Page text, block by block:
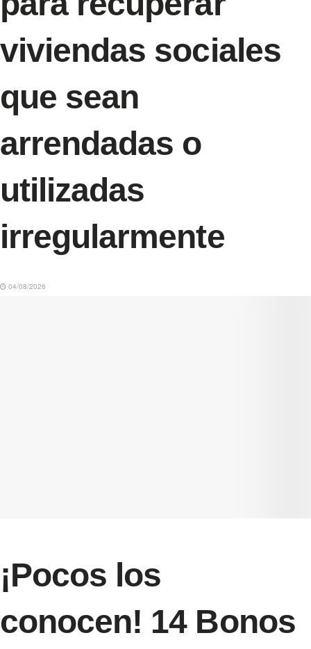
viviendas sociales
que sean
arrendadas o
utilizadas
irregularmente
04/08/2026
¡Pocos los
conocen! 14 Bonos